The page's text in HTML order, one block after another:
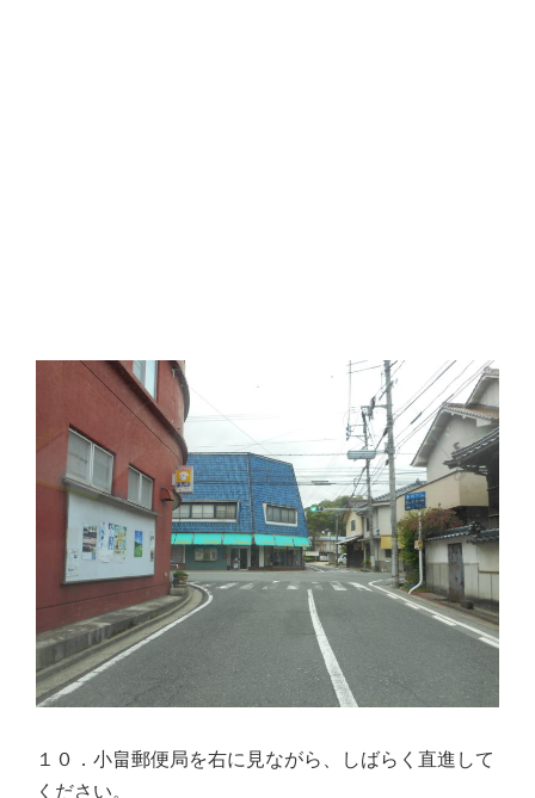
１０．小畠郵便局を右に見ながら、しばらく直進して
ください。